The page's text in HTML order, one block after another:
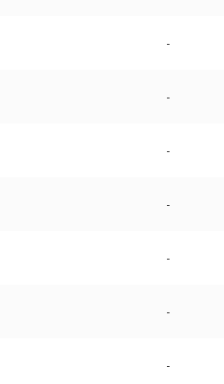
-
-
-
-
-
-
-